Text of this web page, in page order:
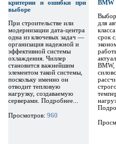
критерии и ошибки при
выборе
При строительстве или
модернизации дата-центра
одна из ключевых задач —
организация надежной и
эффективной системы
охлаждения. Чиллер
становится важнейшим
элементом такой системы,
поскольку именно он
отводит тепловую
нагрузку, создаваемую
серверами. Подробнее...
Просмотров: 960
BMW
для
срок
BMW,